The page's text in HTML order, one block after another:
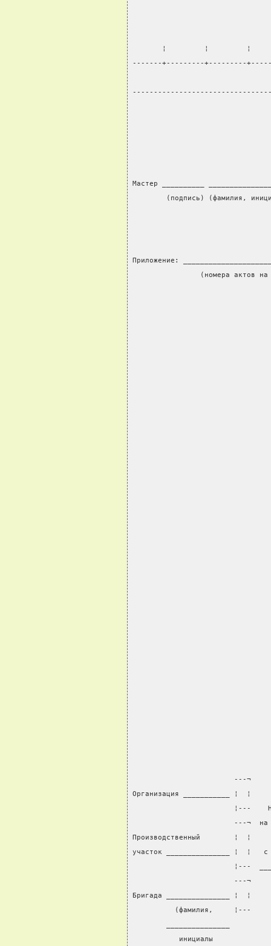
¦         ¦         ¦
-------+---------+---------
Мастер __________
(подпись) (фамилия,
Приложение:
(номера актов
                        ---¬
Организация ___________ ¦  ¦
¦---
---¬  на
Производственный        ¦  ¦
участок _______________ ¦  ¦   с
¦---
---¬
Бригада _______________ ¦
(фамилия,     ¦---
           инициалы